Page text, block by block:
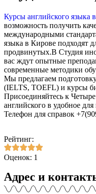
Курсы английского языка
возможность получить
международными
языка в Кирове подходят
продвинутых.В Студия
вас ждут опытные
современные методики
Мы предлагаем
(IELTS, TOEFL) и курсы
Присоединяйтесь к
английского в удобное
Телефон для справок
Рейтинг:
Оценок: 1
Адрес и